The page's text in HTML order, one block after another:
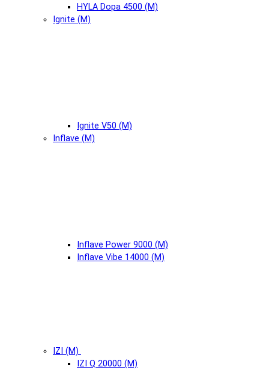
HYLA Dopa 4500 (М)
Ignite (М)
Ignite V50 (М)
Inflave (М)
Inflave Power 9000 (М)
Inflave Vibe 14000 (М)
IZI (М)
IZI Q 20000 (М)